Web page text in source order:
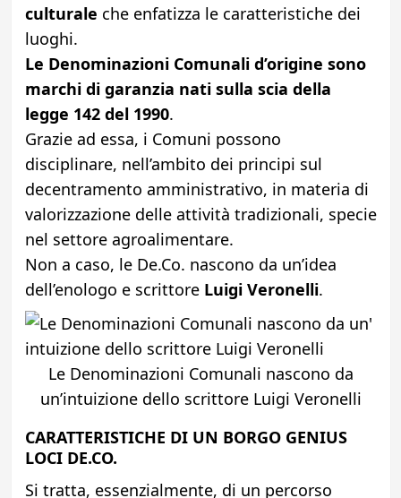
culturale che enfatizza le caratteristiche dei
luoghi.
Le Denominazioni Comunali d’origine sono
marchi di garanzia nati sulla scia della
legge 142 del 1990.
Grazie ad essa, i Comuni possono
disciplinare, nell’ambito dei principi sul
decentramento amministrativo, in materia di
valorizzazione delle attività tradizionali, specie
nel settore agroalimentare.
Non a caso, le De.Co. nascono da un’idea
dell’enologo e scrittore Luigi Veronelli.
Le Denominazioni Comunali nascono da
un’intuizione dello scrittore Luigi Veronelli
CARATTERISTICHE DI UN BORGO GENIUS
LOCI DE.CO.
Si tratta, essenzialmente, di un percorso